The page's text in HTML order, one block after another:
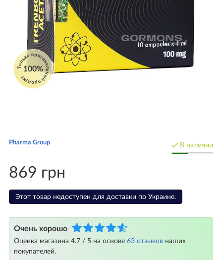
Только оригинальный продукт
100%
Pharma Group В наличии
869 грн
Этот товар недоступен для доставки по Украине.
Очень хорошо
Оценка магазина 4.7 / 5 на основе 63 отзывов наших
покупателей.